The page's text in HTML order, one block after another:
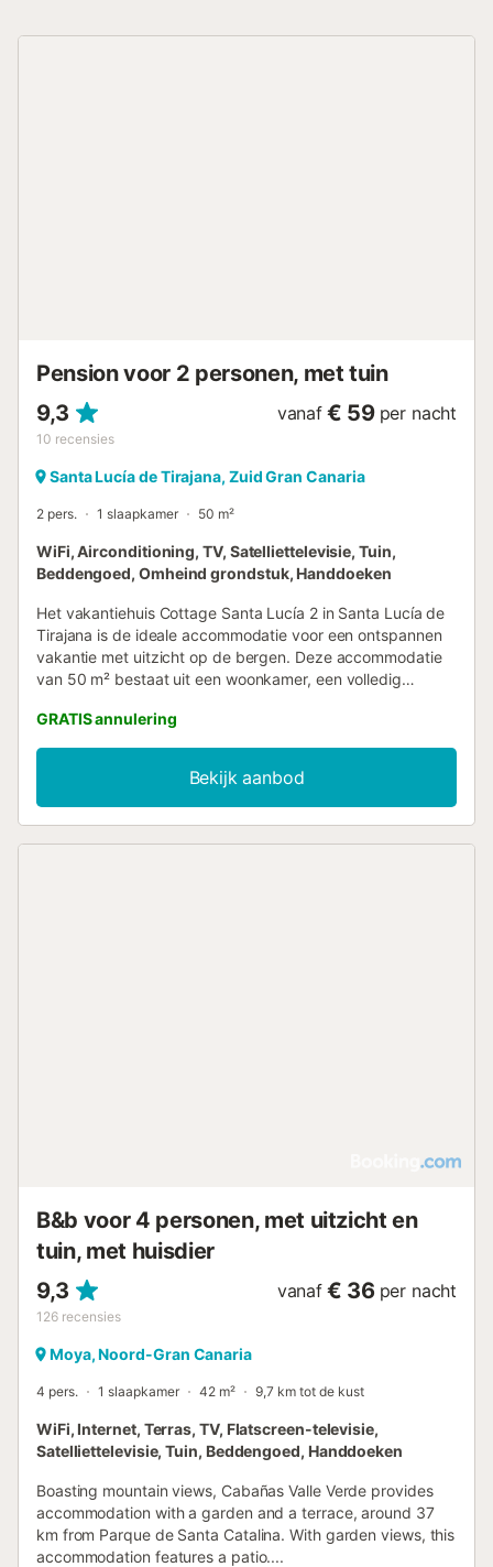
Pension voor 2 personen, met tuin
9,3
10 recensies
vanaf € 59 per nacht
Santa Lucía de Tirajana, Zuid Gran Canaria
2 pers. 1 slaapkamer 50 m²
WiFi, Airconditioning, TV, Satelliettelevisie, Tuin,
Beddengoed, Omheind grondstuk, Handdoeken
Het vakantiehuis Cottage Santa Lucía 2 in Santa Lucía de
Tirajana is de ideale accommodatie voor een ontspannen
vakantie met uitzicht op de bergen. Deze accommodatie
van 50 m² bestaat uit een woonkamer, een volledig
geschikt voor 2 personen. Extra voorzieningen zijn high-
speed WiFi, airconditioning en kabel- en satelliet-tv. Een
babybedje en een kinderstoel zijn ook beschikbaar. Het
pension beschikt over een eigen buitenruimte met 3
balkons. De woning geeft toegang tot een
GRATIS annulering
Bekijk aanbod
B&b voor 4 personen, met uitzicht en
tuin, met huisdier
9,3
126 recensies
vanaf € 36 per nacht
Moya, Noord-Gran Canaria
4 pers. 1 slaapkamer 42 m² 9,7 km tot de kust
WiFi, Internet, Terras, TV, Flatscreen-televisie,
Satelliettelevisie, Tuin, Beddengoed, Handdoeken
Boasting mountain views, Cabañas Valle Verde provides
accommodation with a garden and a terrace, around 37
km from Parque de Santa Catalina. With garden views, this
accommodation features a patio....